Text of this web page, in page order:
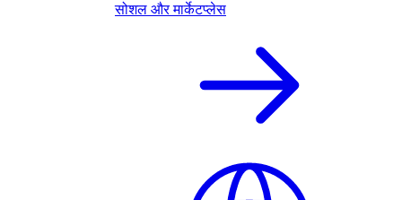
सोशल और मार्केटप्लेस